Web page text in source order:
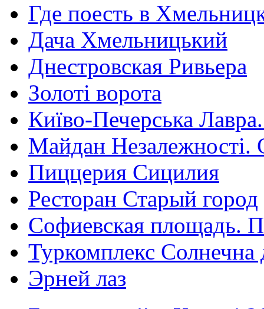
Где поесть в
Дача Хмельницький
Днестровская Ривьера
Золоті ворота
Київо-Печерська
Майдан Незалежності.
Пиццерия Сицилия
Ресторан Старый город
Софиевская площадь.
Туркомплекс Солнечна
Эрней лаз